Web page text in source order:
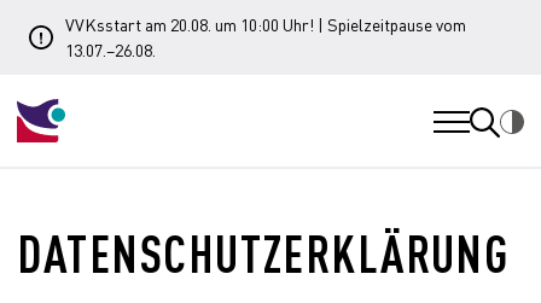
VVKsstart am 20.08. um 10:00 Uhr! | Spielzeitpause vom
13.07.–26.08.
DATEN­SCHUTZ­ERKLÄRUNG